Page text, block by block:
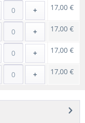
+ 17,00 €
+ 17,00 €
+ 17,00 €
+ 17,00 €